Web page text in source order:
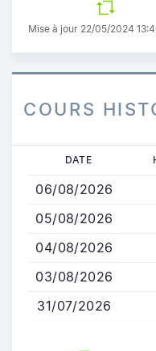
Mise à jour 22/05/2024
COURS
contenu
principal
DATE
06/08/2026
05/08/2026
04/08/2026
03/08/2026
31/07/2026